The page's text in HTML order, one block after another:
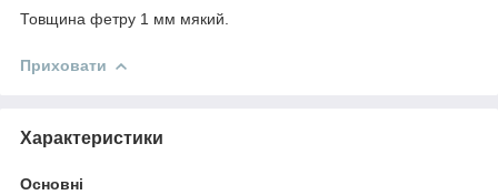
Товщина фетру 1 мм мякий.
Приховати
Характеристики
Основні